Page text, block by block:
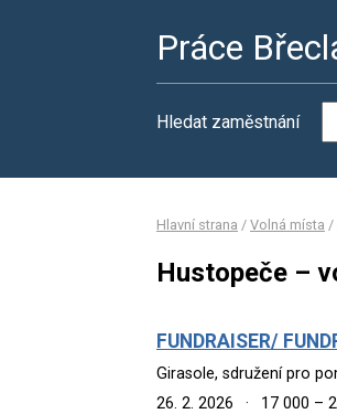
Práce
Hledat zaměstnání
Hlavní strana / Volná místa /
Hustopeče –
FUNDRAISER/
Girasole, sdružení pro
26. 2. 2026
· 17 000 –